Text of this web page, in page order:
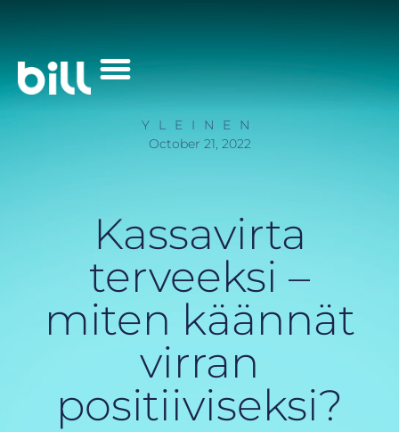
YLEINEN
October 21, 2022
Kassavirta
terveeksi –
miten käännät
virran
positiiviseksi?